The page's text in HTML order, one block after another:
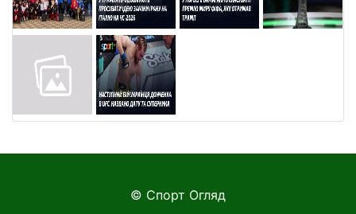
© Спорт Огляд